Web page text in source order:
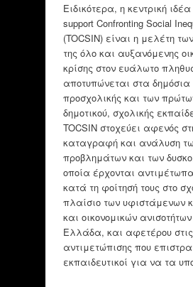
Ειδικότερα, η κεντρική ιδέα
support Confronting Social
(TOCSIN) είναι η μελέτη
της όλο και αυξανόμενης
κρίσης στον ευάλωτο
αποτυπώνεται στα δημόσια
προσχολικής και των
δημοτικού, σχολικής
TOCSIN στοχεύει αφενός
καταγραφή και ανάλυση
προβλημάτων και των
οποία έρχονται
κατά τη φοίτησή τους στο
πλαίσιο των υφιστάμενων
και οικονομικών
Ελλάδα, και αφετέρου
αντιμετώπισης που
εκπαιδευτικοί για να τα